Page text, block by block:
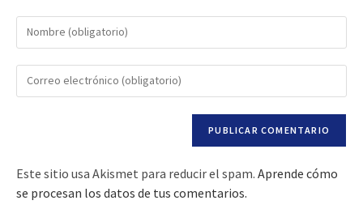
Este sitio usa Akismet para reducir el spam. Aprende cómo
se procesan los datos de tus comentarios.